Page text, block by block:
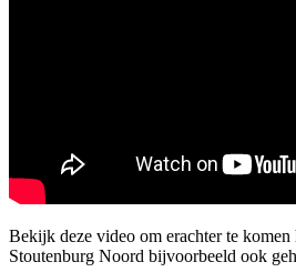
Bekijk deze video om erachter te
Stoutenburg Noord bijvoorbeeld ook